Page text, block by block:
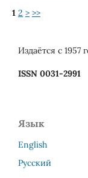
1 2 > >>
Издаётся с 1957
ISSN 0031-2991
Язык
English
Русский